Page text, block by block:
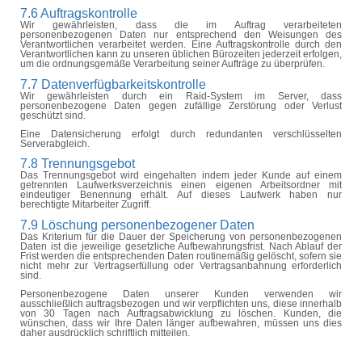
7.6 Auftragskontrolle
Wir gewährleisten, dass die im Auftrag verarbeiteten
personenbezogenen Daten nur entsprechend den Weisungen des
Verantwortlichen verarbeitet werden. Eine Auftragskontrolle durch den
Verantwortlichen kann zu unseren üblichen Bürozeiten jederzeit erfolgen,
um die ordnungsgemäße Verarbeitung seiner Aufträge zu überprüfen.
7.7 Datenverfügbarkeitskontrolle
Wir gewährleisten durch ein Raid-System im Server, dass
personenbezogene Daten gegen zufällige Zerstörung oder Verlust
geschützt sind.
Eine Datensicherung erfolgt durch redundanten verschlüsselten
Serverabgleich.
7.8 Trennungsgebot
Das Trennungsgebot wird eingehalten indem jeder Kunde auf einem
getrennten Laufwerksverzeichnis einen eigenen Arbeitsordner mit
eindeutiger Benennung erhält. Auf dieses Laufwerk haben nur
berechtigte Mitarbeiter Zugriff.
7.9 Löschung personenbezogener Daten
Das Kriterium für die Dauer der Speicherung von personenbezogenen
Daten ist die jeweilige gesetzliche Aufbewahrungsfrist. Nach Ablauf der
Frist werden die entsprechenden Daten routinemäßig gelöscht, sofern sie
nicht mehr zur Vertragserfüllung oder Vertragsanbahnung erforderlich
sind.
Personenbezogene Daten unserer Kunden verwenden wir
ausschließlich auftragsbezogen und wir verpflichten uns, diese innerhalb
von 30 Tagen nach Auftragsabwicklung zu löschen. Kunden, die
wünschen, dass wir Ihre Daten länger aufbewahren, müssen uns dies
daher ausdrücklich schriftlich mitteilen.